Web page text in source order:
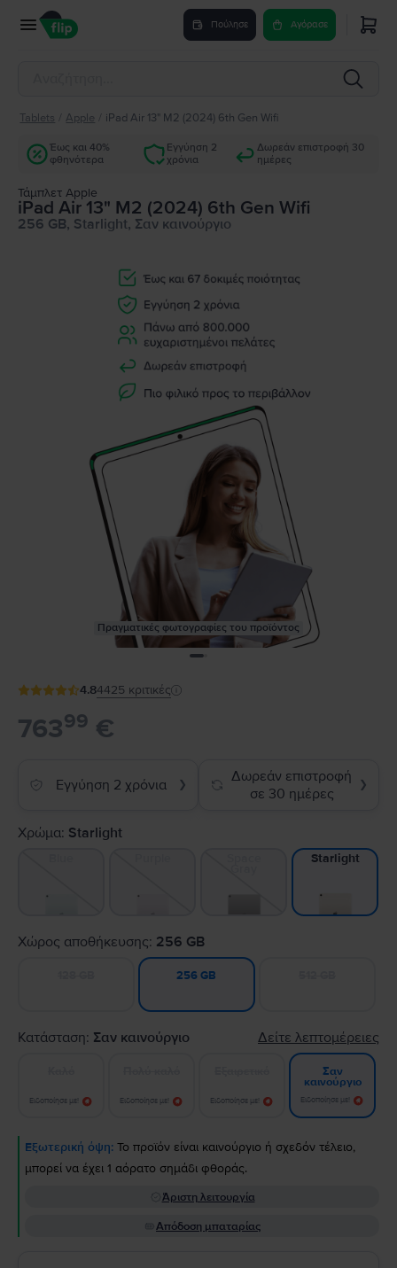
Πούλησε Αγόρασε
Tablets Apple iPad Air 13" M2 (2024) 6th Gen Wifi
Έως και 40%
φθηνότερα
Εγγύηση 2
χρόνια
Δωρεάν επιστροφή 30
ημέρες
Τάμπλετ Apple
iPad Air 13" M2 (2024) 6th Gen Wifi
256 GB, Starlight, Σαν καινούργιο
Πραγματικές φωτογραφίες του προϊόντος
4.84425 κριτικές
76399 €
Εγγύηση 2 χρόνια ❯
Δωρεάν επιστροφή
σε 30 ημέρες
❯
Χρώμα: Starlight
Starlight
Χώρος αποθήκευσης: 256 GB
256 GB
Κατάσταση: Σαν καινούργιο Δείτε λεπτομέρειες
Ειδοποίησε με! Ειδοποίησε με! Ειδοποίησε με!
Σαν
καινούργιο
Ειδοποίησε με!
Εξωτερική όψη: Το προϊόν είναι καινούργιο ή σχεδόν τέλειο,
μπορεί να έχει 1 αόρατο σημάδι φθοράς.
Άριστη λειτουργία
Απόδοση μπαταρίας